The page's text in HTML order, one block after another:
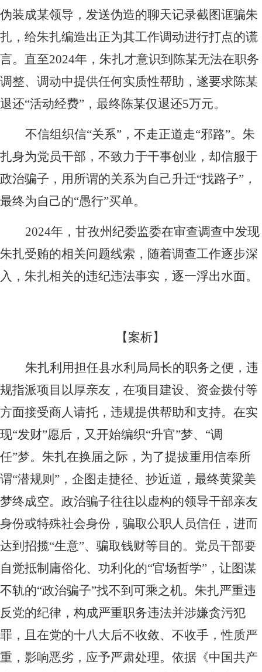
伪装成某领导，发送伪造的聊天记录截图诓骗朱
扎，给朱扎编造出正为其工作调动进行打点的谎
言。直至2024年，朱扎才意识到陈某无法在职务
调整、调动中提供任何实质性帮助，遂要求陈某
退还“活动经费”，最终陈某仅退还5万元。
不信组织信“关系”，不走正道走“邪路”。朱
扎身为党员干部，不致力于干事创业，却信服于
政治骗子，用所谓的关系为自己升迁“找路子”，
最终为自己的“愚行”买单。
2024年，甘孜州纪委监委在审查调查中发现
朱扎受贿的相关问题线索，随着调查工作逐步深
入，朱扎相关的违纪违法事实，逐一浮出水面。
【案析】
朱扎利用担任县水利局局长的职务之便，违
规指派项目以厚亲友，在项目建设、资金拨付等
方面接受商人请托，违规提供帮助和支持。在实
现“发财”愿后，又开始编织“升官”梦、“调
任”梦。朱扎在换届之际，为了提拔重用信奉所
谓“潜规则”，企图走捷径、抄近道，最终黄粱美
梦终成空。政治骗子往往以虚构的领导干部亲友
身份或特殊社会身份，骗取公职人员信任，进而
达到招揽“生意”、骗取钱财等目的。党员干部要
自觉抵制庸俗化、功利化的“官场哲学”，让图谋
不轨的“政治骗子”找不到可乘之机。朱扎严重违
反党的纪律，构成严重职务违法并涉嫌贪污犯
罪，且在党的十八大后不收敛、不收手，性质严
重，影响恶劣，应予严肃处理。依据《中国共产